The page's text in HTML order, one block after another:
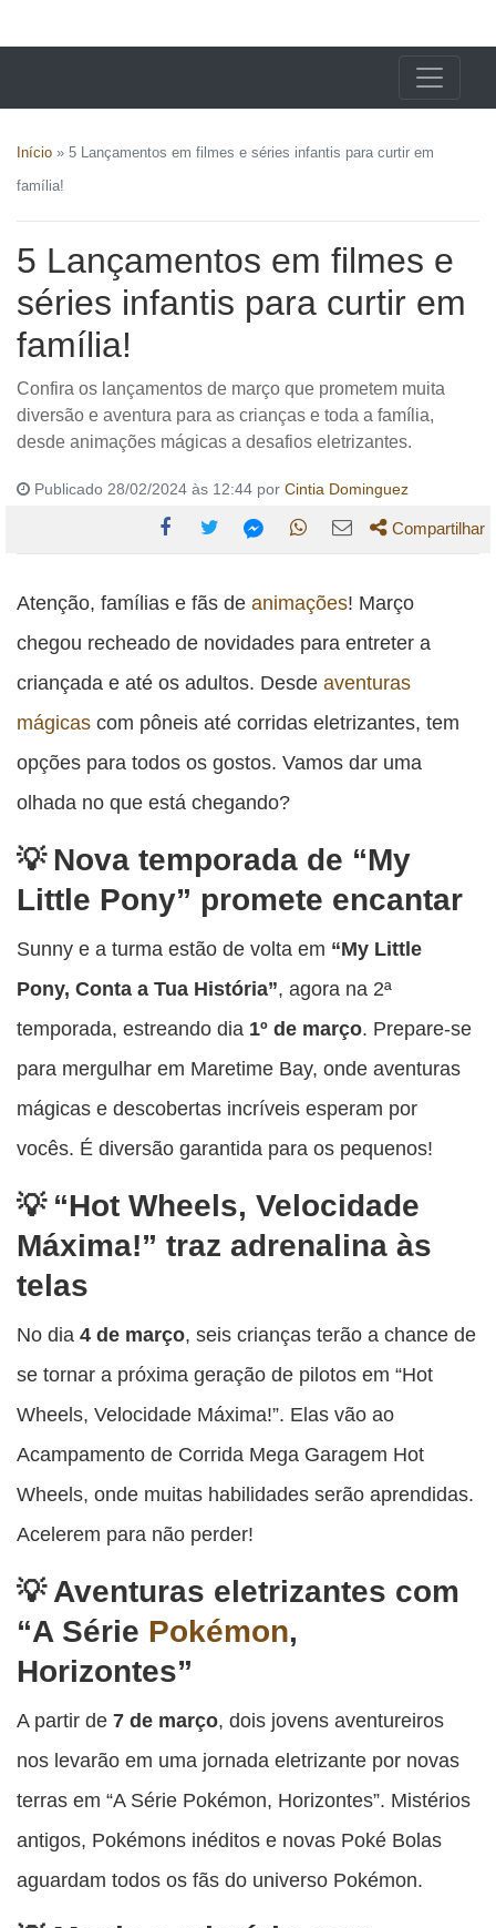
Início » 5 Lançamentos em filmes e séries infantis para curtir em
família!
5 Lançamentos em filmes e
séries infantis para curtir em
família!
Confira os lançamentos de março que prometem muita
diversão e aventura para as crianças e toda a família,
desde animações mágicas a desafios eletrizantes.
Publicado 28/02/2024 às 12:44 por Cintia Dominguez
esta
publicação
esta
publicação
esta
publicação
esta
publicação
esta
publicação
Compartilhar
Atenção, famílias e fãs de animações! Março
chegou recheado de novidades para entreter a
criançada e até os adultos. Desde aventuras
mágicas com pôneis até corridas eletrizantes, tem
opções para todos os gostos. Vamos dar uma
olhada no que está chegando?
Nova temporada de “My
Little Pony” promete encantar
Sunny e a turma estão de volta em “My Little
Pony, Conta a Tua História”, agora na 2ª
temporada, estreando dia 1º de março. Prepare-se
para mergulhar em Maretime Bay, onde aventuras
mágicas e descobertas incríveis esperam por
vocês. É diversão garantida para os pequenos!
“Hot Wheels, Velocidade
Máxima!” traz adrenalina às
telas
No dia 4 de março, seis crianças terão a chance de
se tornar a próxima geração de pilotos em “Hot
Wheels, Velocidade Máxima!”. Elas vão ao
Acampamento de Corrida Mega Garagem Hot
Wheels, onde muitas habilidades serão aprendidas.
Acelerem para não perder!
Aventuras eletrizantes com
“A Série Pokémon,
Horizontes”
A partir de 7 de março, dois jovens aventureiros
nos levarão em uma jornada eletrizante por novas
terras em “A Série Pokémon, Horizontes”. Mistérios
antigos, Pokémons inéditos e novas Poké Bolas
aguardam todos os fãs do universo Pokémon.